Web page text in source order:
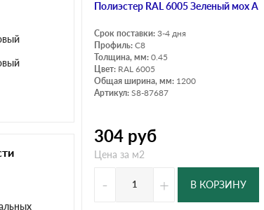
Полиэстер RAL 6005 Зеленый мох A
Срок поставки: 3-4 дня
Профиль: C8
Толщина, мм: 0.45
Цвет: RAL 6005
Общая ширина, мм: 1200
Артикул: S8-87687
304 руб
Цена за м2
- + В КОРЗИНУ